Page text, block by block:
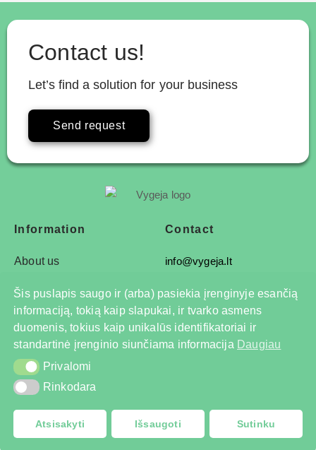
Šis puslapis saugo ir (arba) pasiekia įrenginyje esančią
informaciją, tokią kaip slapukai, ir tvarko asmens
duomenis, tokius kaip unikalūs identifikatoriai ir
standartinė įrenginio siunčiama informacija Daugiau
PrivalomiPrivalomi
RinkodaraRinkodara
Atsisakyti Išsaugoti Sutinku
Contact us!
Let’s find a solution for your business
Send request
Information
About us
Products
Contact
info@vygeja.lt
Label production
+37062073994
Equipment and automation
© 2025 All rights reserved